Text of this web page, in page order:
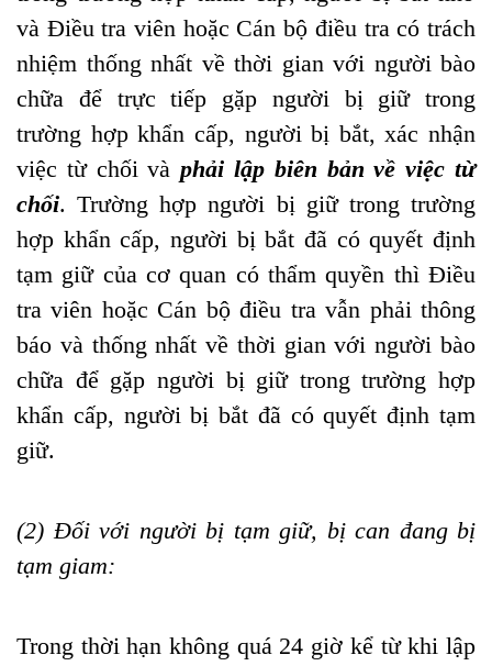
và Điều tra viên hoặc Cán bộ điều tra có trách
nhiệm thống nhất về thời gian với người bào
chữa để trực tiếp gặp người bị giữ trong
trường hợp khẩn cấp, người bị bắt, xác nhận
việc từ chối vàphải lập biên bản về việc từ
chối. Trường hợp người bị giữ trong trường
hợp khẩn cấp, người bị bắt đã có quyết định
tạm giữ của cơ quan có thẩm quyền thì Điều
tra viên hoặc Cán bộ điều tra vẫn phải thông
báo và thống nhất về thời gian với người bào
chữa để gặp người bị giữ trong trường hợp
khẩn cấp, người bị bắt đã có quyết định tạm
giữ.
(2) Đối với người bị tạm giữ, bị can đang bị
tạm giam:
Trong thời hạn không quá 24 giờ kể từ khi lập